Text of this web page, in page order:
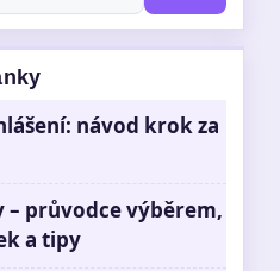
návod krok za
– průvodce výběrem,
a tipy